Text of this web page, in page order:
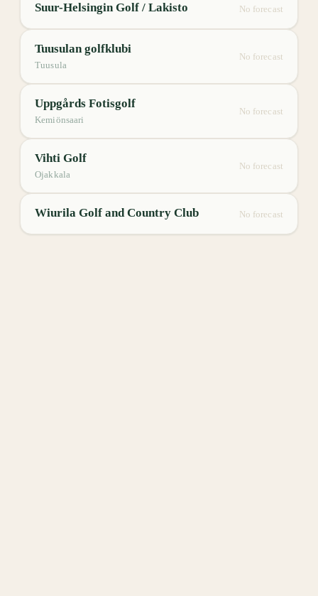
Suur-Helsingin Golf / Lakisto No forecast
Tuusulan golfklubi
Tuusula
No forecast
Uppgårds Fotisgolf
Kemiönsaari
No forecast
Vihti Golf
Ojakkala
No forecast
Wiurila Golf and Country Club No forecast